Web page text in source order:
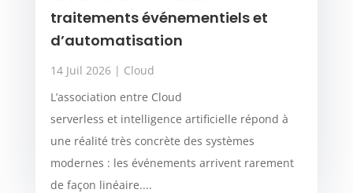
traitements événementiels et
d’automatisation
14 Juil 2026| Cloud
L’association entre Cloud
serverless et intelligence artificielle répond à
une réalité très concrète des systèmes
modernes : les événements arrivent rarement
de façon linéaire....